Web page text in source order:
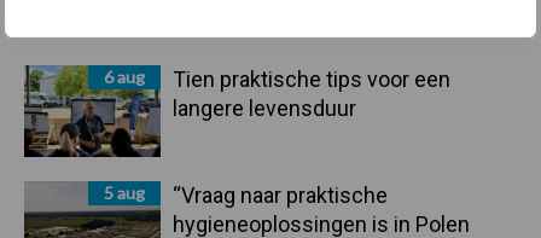
6 aug
Tien praktische tips voor een
langere levensduur
5 aug
“Vraag naar praktische
hygieneoplossingen is in Polen